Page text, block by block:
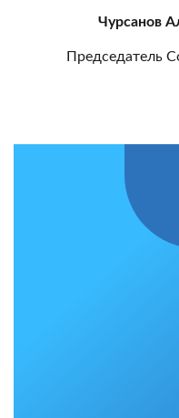
Чурсанов
Председатель